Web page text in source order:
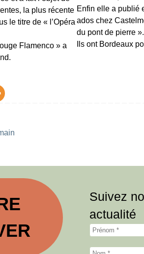
la plus récente
le titre de « l’Opéra
Flamenco » a
Enfin elle a publié
ados chez
du pont de pierre ».
Ils ont Bordeaux
Suivez
actualité